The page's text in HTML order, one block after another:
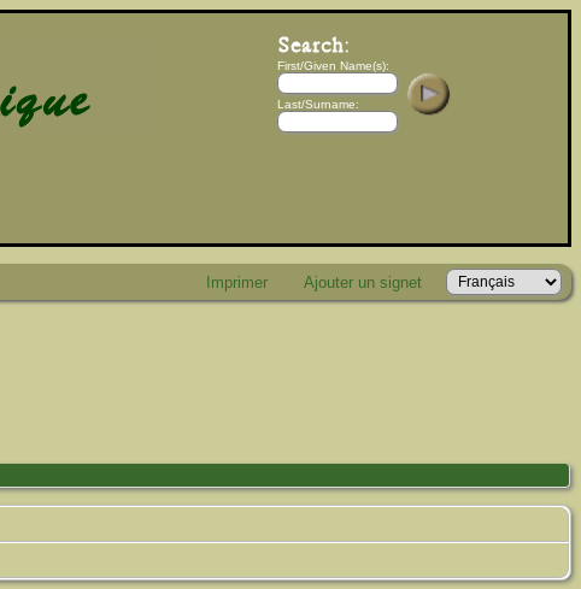
First/Given Name(s):
Last/Surname:
Imprimer Ajouter un signet